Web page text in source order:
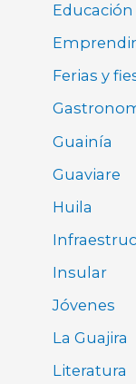
Educación
Ferias y
Guainía
Guaviare
Huila
Insular
Jóvenes
La Guajira
Literatura